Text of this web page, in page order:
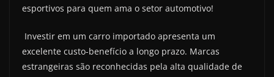
esportivos para quem ama o setor automotivo!
Investir em um carro importado apresenta um
excelente custo-benefício a longo prazo. Marcas
estrangeiras são reconhecidas pela alta qualidade de